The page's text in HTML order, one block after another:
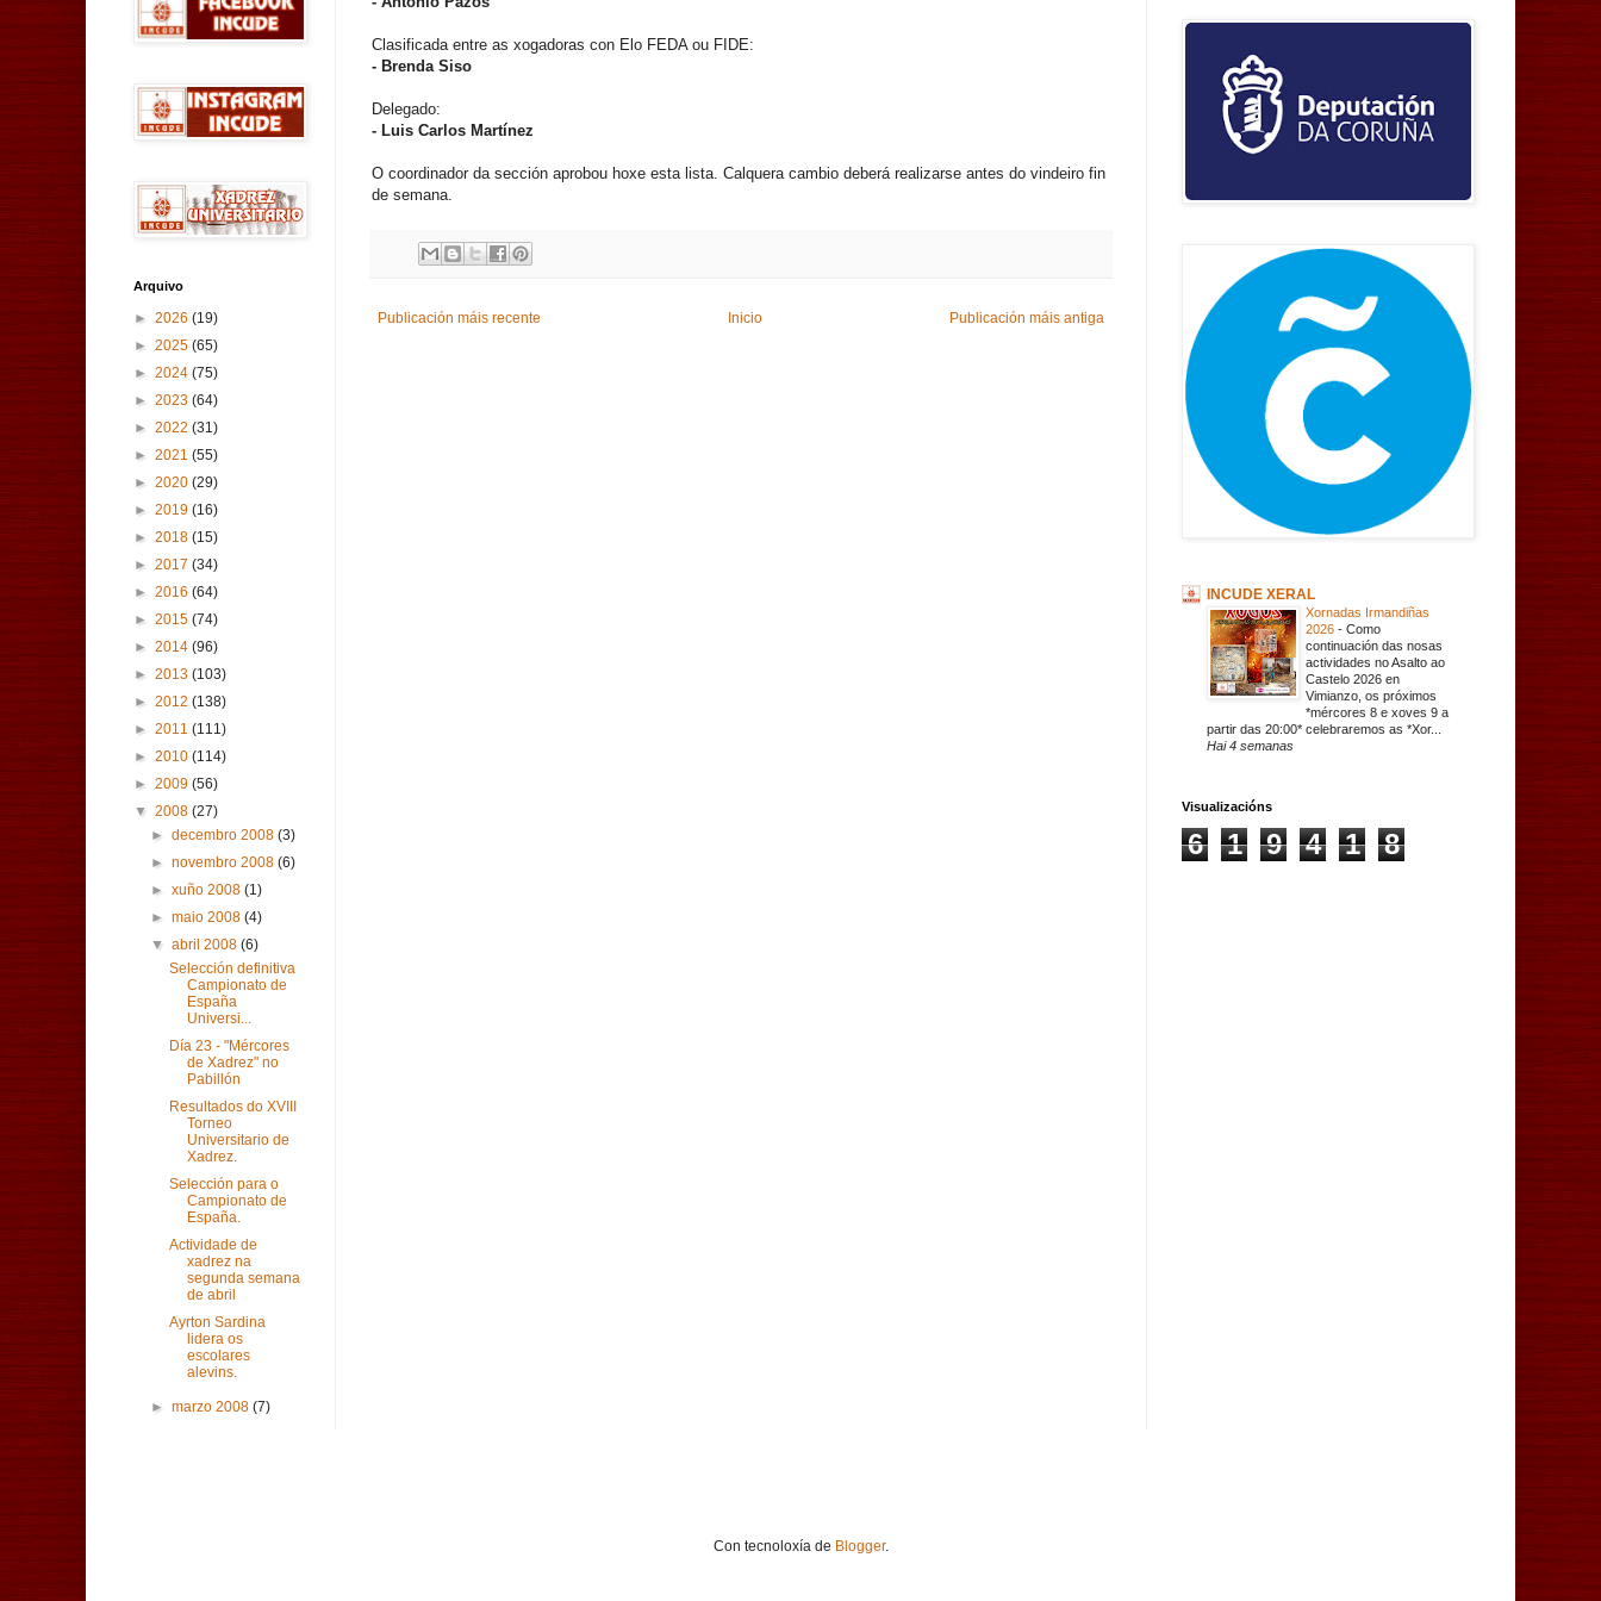
Clasificada entre as xogadoras con Elo FEDA ou FIDE:
- Brenda Siso
Delegado:
- Luis Carlos Martínez
O coordinador da sección aprobou hoxe esta lista. Calquera cambio deberá realizarse antes do vindeiro fin
de semana.
Publicación máis recente Publicación máis antiga
Inicio
Arquivo
► 2026 (19)
► 2025 (65)
► 2024 (75)
► 2023 (64)
► 2022 (31)
► 2021 (55)
► 2020 (29)
► 2019 (16)
► 2018 (15)
► 2017 (34)
► 2016 (64)
► 2015 (74)
► 2014 (96)
► 2013 (103)
► 2012 (138)
► 2011 (111)
► 2010 (114)
► 2009 (56)
▼ 2008 (27)
►decembro 2008(3)
►novembro 2008(6)
►xuño 2008(1)
►maio 2008(4)
▼abril 2008(6)
Selección definitiva
Campionato de
España
Universi...
Día 23 - "Mércores
de Xadrez" no
Pabillón
Resultados do XVIII
Torneo
Universitario de
Xadrez.
Selección para o
Campionato de
España.
Actividade de
xadrez na
segunda semana
de abril
Ayrton Sardina
lidera os
escolares
alevins.
►marzo 2008(7)
INCUDE XERAL
Xornadas Irmandiñas
2026 - Como
continuación das nosas
actividades no Asalto ao
Castelo 2026 en
Vimianzo, os próximos
*mércores 8 e xoves 9 a
partir das 20:00* celebraremos as *Xor...
Hai 4 semanas
Visualizacións
6 1 9 4 1 8
Con tecnoloxía de Blogger.